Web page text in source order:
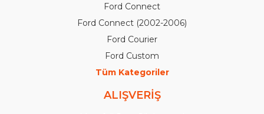
Ford Connect
Ford Connect (2002-2006)
Ford Courier
Ford Custom
Tüm Kategoriler
ALIŞVERİŞ